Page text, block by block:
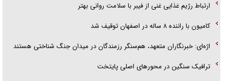
ارتباط رژیم غذایی غنی از فیبر با سلامت روانی بهتر
کامیون با راننده ۸ ساله در اصفهان توقیف شد
اژه‌ای: خبرنگاران متعهد، هم‌سنگر رزمندگان در میدان جنگ شناختی هستند
ترافیک سنگین در محورهای اصلی پایتخت